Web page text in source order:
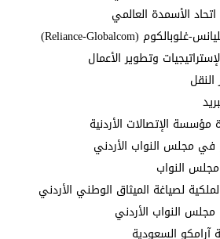
الأسمدة العالمي
Reliance-Globalcom
)
وتطوير الأعمال
الإتصالات الأردنية
لصياغة الميثاق الوطني الأردني